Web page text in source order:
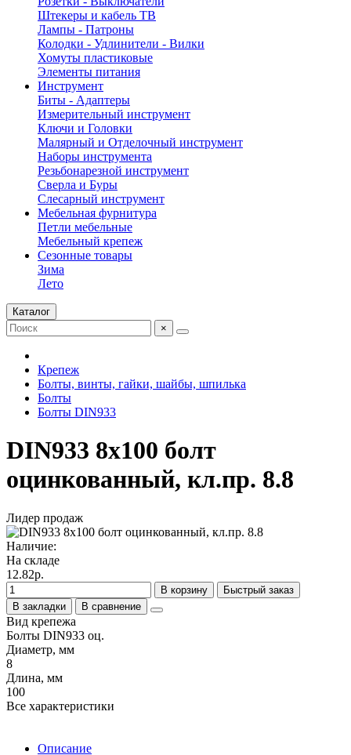
Штекеры и кабель ТВ
Лампы - Патроны
Колодки - Удлинители - Вилки
Хомуты пластиковые
Элементы питания
Инструмент
Биты - Адаптеры
Измерительный инструмент
Ключи и Головки
Малярный и Отделочный инструмент
Наборы инструмента
Резьбонарезной инструмент
Сверла и Буры
Слесарный инструмент
Мебельная фурнитура
Петли мебельные
Мебельный крепеж
Сезонные товары
Зима
Лето
Каталог
×
Крепеж
Болты, винты, гайки, шайбы, шпилька
Болты
Болты DIN933
DIN933 8х100 болт
оцинкованный, кл.пр. 8.8
Лидер продаж
Наличие:
На складе
12.82р.
В корзину
Быстрый заказ
В закладки
В сравнение
Вид крепежа
Болты DIN933 оц.
Диаметр, мм
8
Длина, мм
100
Все характеристики
Описание